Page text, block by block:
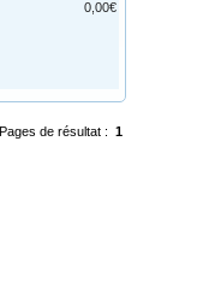
0,00€
Pages de résultat : 1